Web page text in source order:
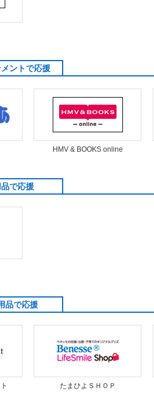
ントで応援
HMV & BOOKS online
で応援
品で応援
たまひよＳＨＯＰ